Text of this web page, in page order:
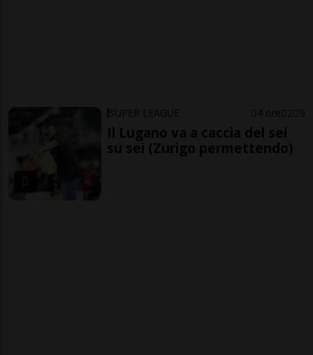
SUPER LEAGUE 4 ore 2 9
Il Lugano va a caccia del sei
su sei (Zurigo permettendo)